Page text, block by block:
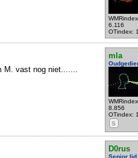
6.116
OTindex:
mla
8.856
OTindex:
S
M. vast nog niet.......
D0rus
Senior lid